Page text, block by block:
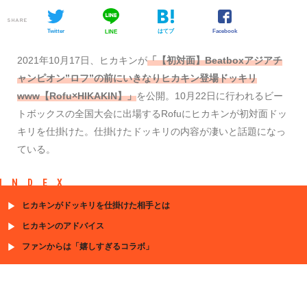
SHARE
Twitter LINE はてブ Facebook
2021年10月17日、ヒカキンが「【初対面】Beatboxアジアチ
ャンピオン”ロフ”の前にいきなりヒカキン登場ドッキリ
www【Rofu×HIKAKIN】」を公開。10月22日に行われるビー
トボックスの全国大会に出場するRofuにヒカキンが初対面ドッ
キリを仕掛けた。仕掛けたドッキリの内容が凄いと話題になっ
ている。
INDEX
ヒカキンがドッキリを仕掛けた相手とは
ヒカキンのアドバイス
ファンからは「嬉しすぎるコラボ」